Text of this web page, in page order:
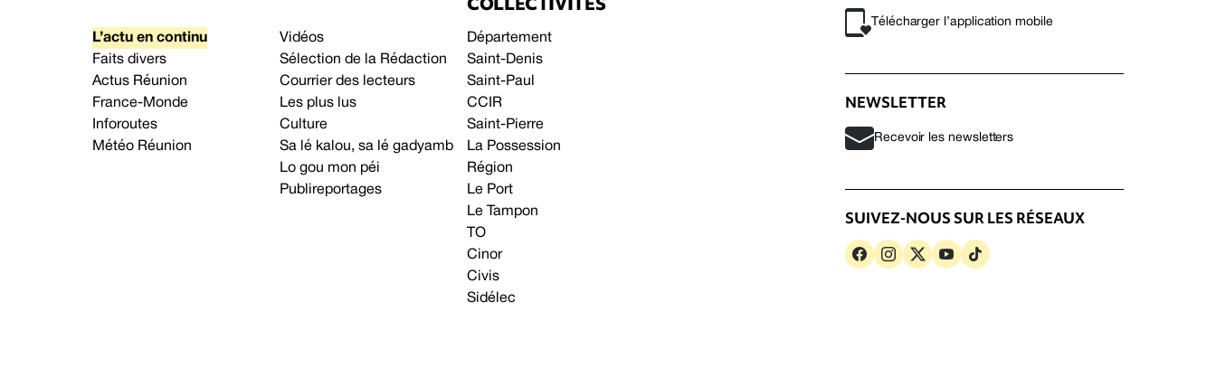
L’actu en continu
Faits divers
Actus Réunion
France-Monde
Inforoutes
Météo Réunion
Vidéos
Sélection de la Rédaction
Courrier des lecteurs
Les plus lus
Culture
Sa lé kalou, sa lé gadyamb
Lo gou mon péi
Publireportages
Département
Saint-Denis
Saint-Paul
CCIR
Saint-Pierre
La Possession
Région
Le Port
Le Tampon
TO
Cinor
Civis
Sidélec
Télécharger l’application mobile
NEWSLETTER
Recevoir les newsletters
SUIVEZ-NOUS SUR LES RÉSEAUX